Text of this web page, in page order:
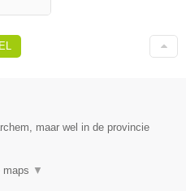
maar wel in de provincie
maps ▼